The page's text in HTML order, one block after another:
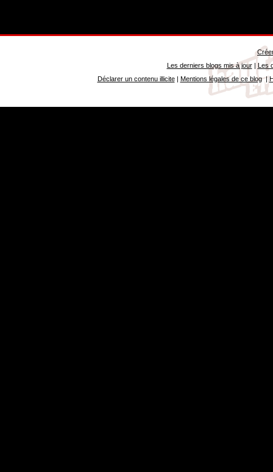
Les derniers blogs mis à jour| Les
Déclarer un contenu illicite| Mentions légales de ce blog|